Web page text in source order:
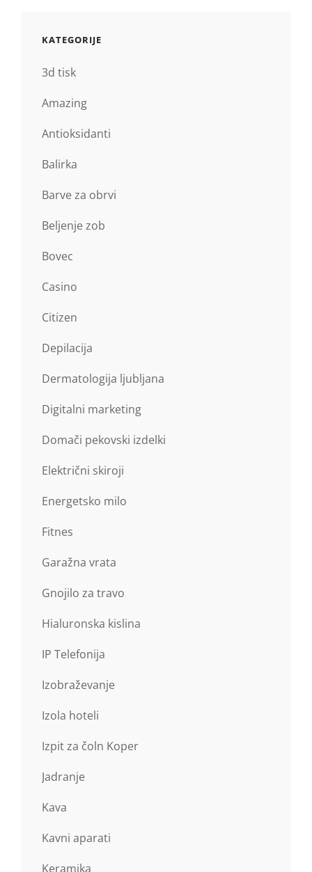
KATEGORIJE
3d tisk
Amazing
Antioksidanti
Balirka
Barve za obrvi
Beljenje zob
Bovec
Casino
Citizen
Depilacija
Dermatologija ljubljana
Digitalni marketing
Domači pekovski izdelki
Električni skiroji
Energetsko milo
Fitnes
Garažna vrata
Gnojilo za travo
Hialuronska kislina
IP Telefonija
Izobraževanje
Izola hoteli
Izpit za čoln Koper
Jadranje
Kava
Kavni aparati
Keramika